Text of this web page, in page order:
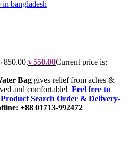
850.00.৳550.00Current price is:
Bag gives relief from aches &
and comfortable! Feel free to
Search Order & Delivery-
+88 01713-992472